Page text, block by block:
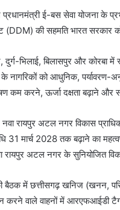
ई-बस सेवा योजना के
(DDM) की सहमति भारत सरकार
दुर्ग-भिलाई, बिलासपुर और
नागरिकों को आधुनिक, पर्यावरण-
कम करने, ऊर्जा दक्षता बढ़ाने और
रायपुर अटल नगर विकास
31 मार्च 2028 तक बढ़ाने का
रायपुर अटल नगर के सुनियोजित
बैठक में छत्तीसगढ़ खनिज (खनन,
वाले वाहनों में आरएफआईडी टैग